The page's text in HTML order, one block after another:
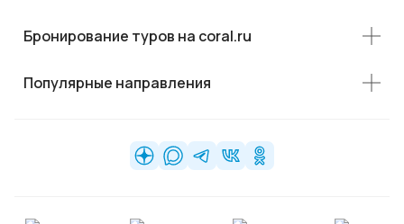
Бронирование туров на coral.ru
Популярные направления